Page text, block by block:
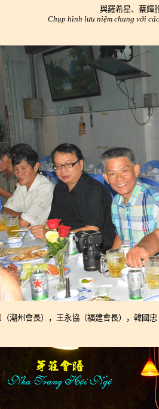
與羅希星、蔡輝
Chụp hình lưu niệm chung với
（潮州會長），王永協（福建會長），韓國